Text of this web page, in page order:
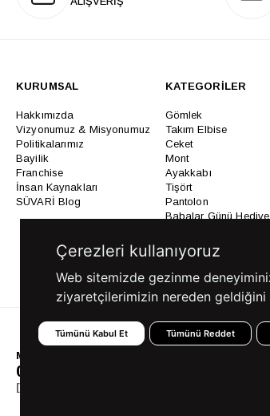
KURUMSAL
Hakkımızda
Vizyonumuz & Misyonumuz
Politikalarımız
Bayilik
Franchise
İnsan Kaynakları
SÜVARİ Blog
KATEGORİLER
Gömlek
Takım Elbise
Ceket
Mont
Ayakkabı
Tişört
Pantolon
Babalar Günü Hediye
Mezuniyet Kıyafetleri
MÜŞTERİ HİZMETLERİ
0850 360 97 88
[email protected]
Çerezleri kullanıyoruz
Web sitemizde gezinme
ziyaretçilerimizin nereden
Tümünü Kabul Et Tümünü Reddet